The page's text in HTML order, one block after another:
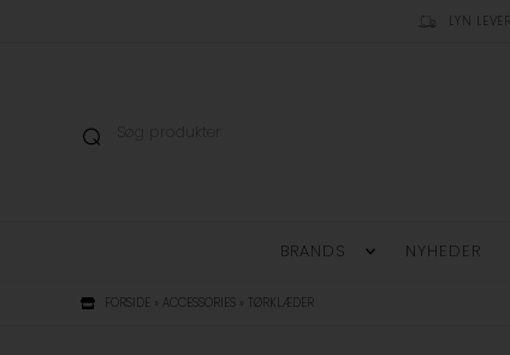
LYN
BRANDS NYHEDER
FORSIDE » ACCESSORIES » TØRKLÆDER